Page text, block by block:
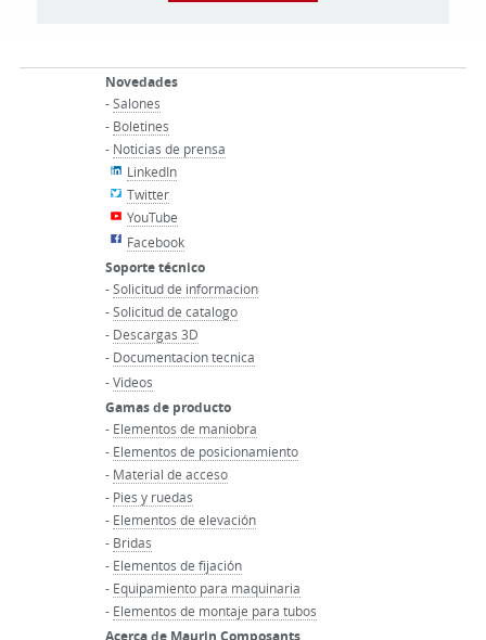
Novedades
-Salones
- Boletines
- Noticias de prensa
LinkedIn
Twitter
YouTube
Facebook
Soporte técnico
-Solicitud de informacion
-Solicitud de catalogo
- Descargas 3D
- Documentacion tecnica
-Videos
Gamas de producto
- Elementos de maniobra
- Elementos de posicionamiento
- Material de acceso
- Pies y ruedas
- Elementos de elevación
- Bridas
- Elementos de fijación
- Equipamiento para maquinaria
- Elementos de montaje para tubos
Acerca de Maurin Composants